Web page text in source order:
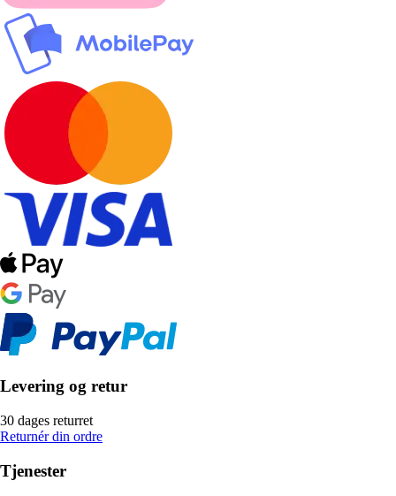
Levering og retur
30 dages returret
Returnér din ordre
Tjenester